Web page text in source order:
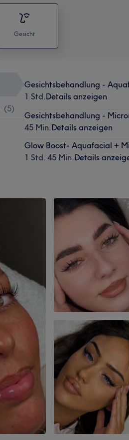
Gesicht
(5)
Gesichtsbehandlung -
1 Std.Details anzeigen
Gesichtsbehandlung -
45 Min.Details anzeigen
Glow Boost- Aquafacial +
1 Std. 45 Min.Details